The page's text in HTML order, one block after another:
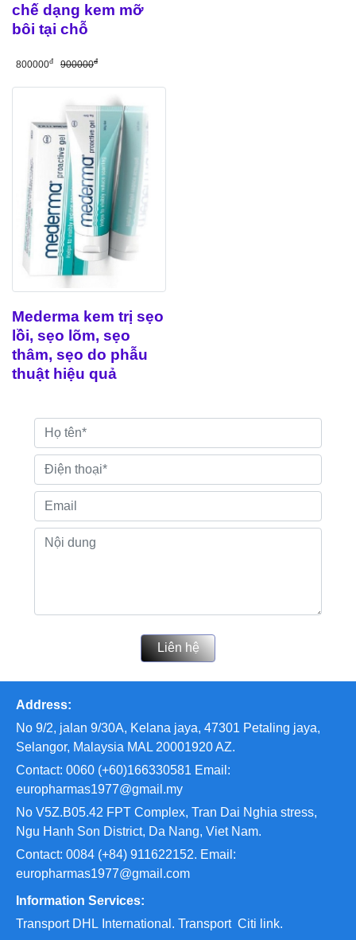
chế dạng kem mỡ
bôi tại chỗ
800000đ 900000đ
Mederma kem trị sẹo
lồi, sẹo lõm, sẹo
thâm, sẹo do phẫu
thuật hiệu quả
Liên hệ
Address:
No 9/2, jalan 9/30A, Kelana jaya, 47301 Petaling jaya,
Selangor, Malaysia MAL 20001920 AZ.
Contact: 0060 (+60)166330581 Email:
europharmas1977@gmail.my
No V5Z.B05.42 FPT Complex, Tran Dai Nghia stress,
Ngu Hanh Son District, Da Nang, Viet Nam.
Contact: 0084 (+84) 911622152. Email:
europharmas1977@gmail.com
Information Services:
Transport DHL International. Transport Citi link.